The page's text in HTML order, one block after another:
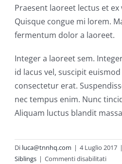
Praesent laoreet lectus et
Quisque congue mi lorem.
fermentum dolor a laoreet.
Integer a laoreet sem.
id lacus vel, suscipit
consectetur erat.
nec tempus enim. Nunc
Aliquam luctus blandit
Di luca@tnnhq.com | 4 Luglio 2017 |
Siblings | Commenti disabilitatisu